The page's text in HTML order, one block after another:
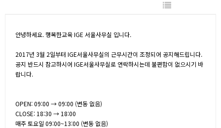
안녕하세요. 행복한교육 IGE 서울사무실 입니다.
2017년 3월 2일부터 IGE서울사무실의 근무시간이 조정되어 공지해드립니다.
공지 반드시 참고하시어 IGE서울사무실로 연락하시는데 불편함이 없으시기 바
랍니다.
OPEN: 09:00 → 09:00 (변동 없음)
CLOSE: 18:30 → 18:00
매주 토요일 09:00~13:00 (변동 없음)